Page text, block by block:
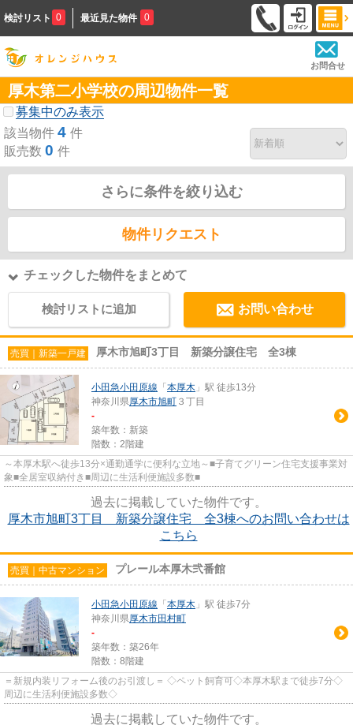
検討リスト 0 最近見た物件 0
お問合せ
厚木第二小学校の周辺物件一覧
募集中のみ表示
該当物件 4 件
販売数 0 件
さらに条件を絞り込む
物件リクエスト
チェックした物件をまとめて
検討リストに追加 お問い合わせ
売買｜新築一戸建 厚木市旭町3丁目 新築分譲住宅 全3棟
小田急小田原線 「 本厚木 」駅 徒歩13分
神奈川県厚木市旭町 ３丁目
-
築年数：新築
階数：2階建
～本厚木駅へ徒歩13分×通勤通学に便利な立地～■子育てグリーン住宅支援事業対
象■全居室収納付き■周辺に生活利便施設多数■
過去に掲載していた物件です。
厚木市旭町3丁目 新築分譲住宅 全3棟へのお問い合わせは
こちら
売買｜中古マンション プレール本厚木弐番館
小田急小田原線 「 本厚木 」駅 徒歩7分
神奈川県厚木市田村町
-
築年数：築26年
階数：8階建
＝新規内装リフォーム後のお引渡し＝ ◇ペット飼育可◇本厚木駅まで徒歩7分◇
周辺に生活利便施設多数◇
過去に掲載していた物件です。